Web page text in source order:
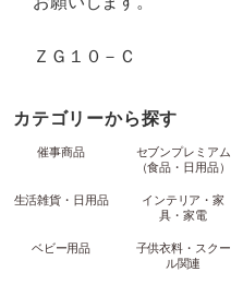
ＺＧ１０－Ｃ
カテゴリーから探す
催事商品
セブンプレミアム
（食品・日用品）
生活雑貨・日用品
インテリア・家
具・家電
ベビー用品
子供衣料・スクー
ル関連